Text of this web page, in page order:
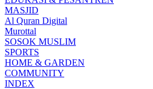
MASJID
Al Quran Digital
Murottal
SOSOK MUSLIM
SPORTS
HOME & GARDEN
COMMUNITY
INDEX